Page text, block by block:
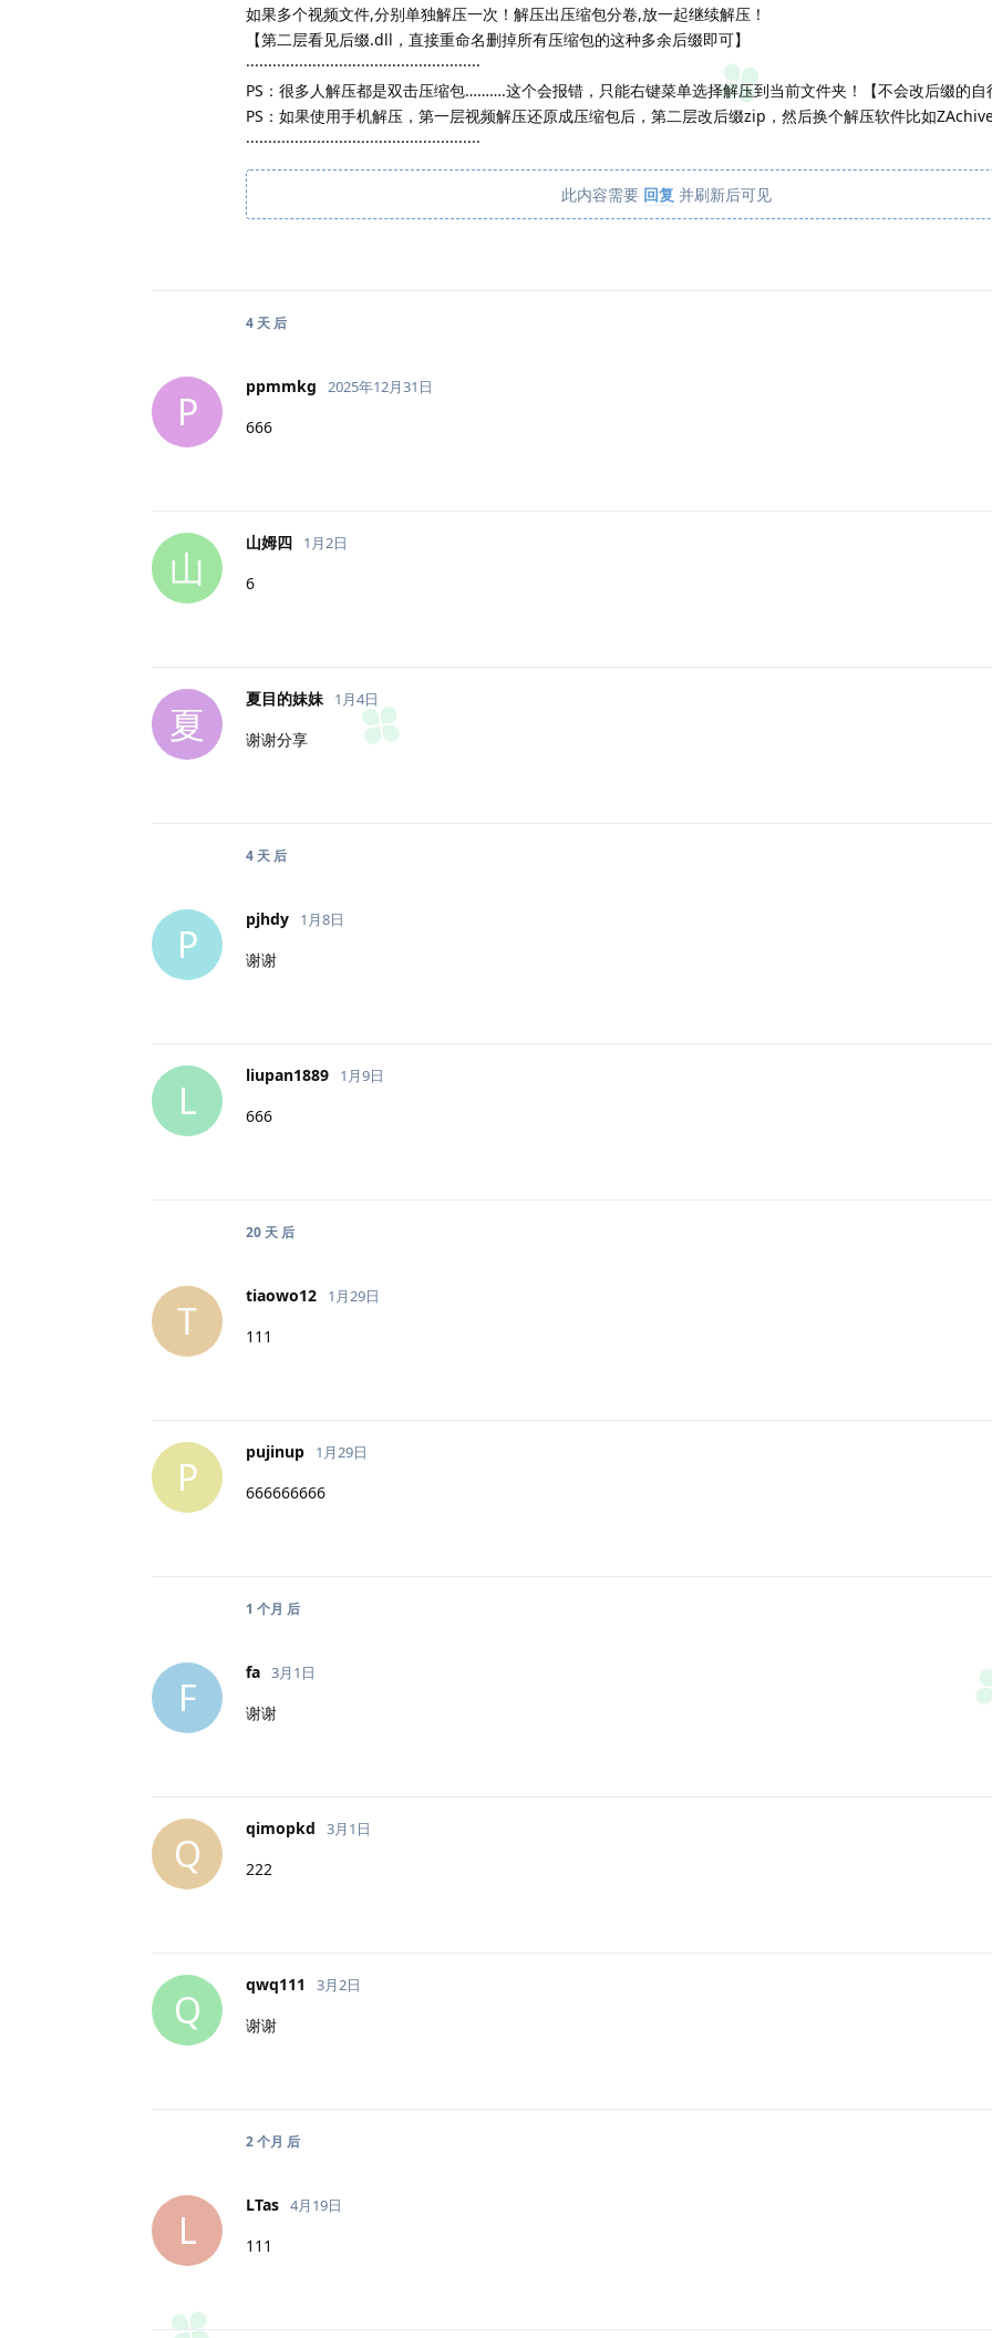
如果多个视频文件,分别单独解压一次！解压出压缩包分卷,放一起继续解压！
【第二层看见后缀.dll，直接重命名删掉所有压缩包的这种多余后缀即可】
·····················································
PS：很多人解压都是双击压缩包……….这个会报错，只能右键菜单选择解压到当前文件夹！【不会改后缀的自
PS：如果使用手机解压，第一层视频解压还原成压缩包后，第二层改后缀zip，然后换个解压软件比如
·····················································
此内容需要 回复 并刷新后可见
4 天 后
P
ppmmkg 2025年12月31日
666
山
山姆四 1月2日
6
夏
夏目的妹妹 1月4日
谢谢分享
4 天 后
P
pjhdy 1月8日
谢谢
L
liupan1889 1月9日
666
20 天 后
T
tiaowo12 1月29日
111
P
pujinup 1月29日
666666666
1 个月 后
F
fa 3月1日
谢谢
Q
qimopkd 3月1日
222
Q
qwq111 3月2日
谢谢
2 个月 后
L
LTas 4月19日
111